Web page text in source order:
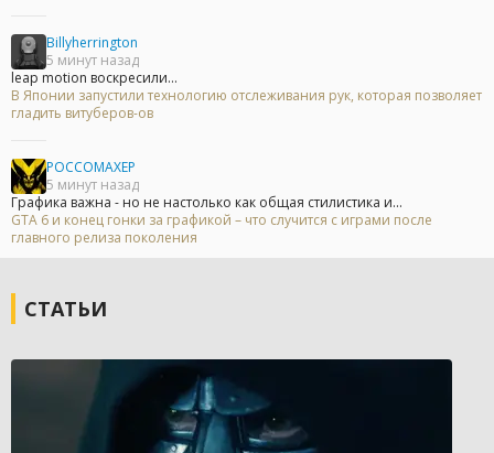
Billyherrington
5 минут назад
leap motion воскресили...
В Японии запустили технологию отслеживания рук, которая позволяет
гладить витуберов-ов
POCCOMAXEP
5 минут назад
Графика важна - но не настолько как общая стилистика и...
GTA 6 и конец гонки за графикой – что случится с играми после
главного релиза поколения
СТАТЬИ